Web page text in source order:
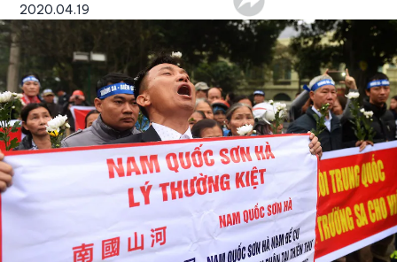
2020.04.19